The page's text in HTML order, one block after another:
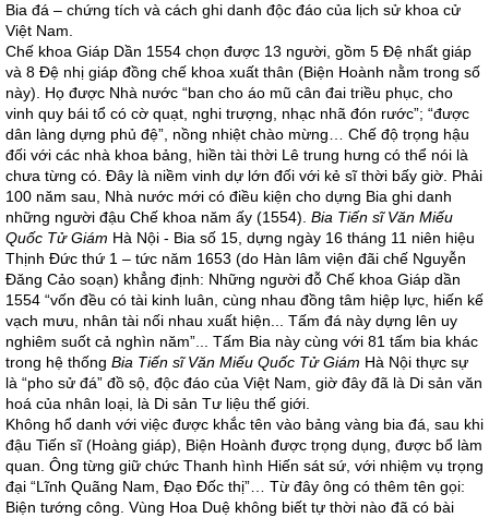
Bia đá – chứng tích và cách ghi danh độc đáo của lịch sử khoa cử
Việt Nam.
Chế khoa Giáp Dần 1554 chọn được 13 người, gồm 5 Đệ nhất giáp
và 8 Đệ nhị giáp đồng chế khoa xuất thân (Biện Hoành nằm trong số
này). Họ được Nhà nước “ban cho áo mũ cân đai triều phục, cho
vinh quy bái tổ có cờ quạt, nghi trượng, nhạc nhã đón rước”; “được
dân làng dựng phủ đệ”, nồng nhiệt chào mừng… Chế độ trọng hậu
đối với các nhà khoa bảng, hiền tài thời Lê trung hưng có thể nói là
chưa từng có. Đây là niềm vinh dự lớn đối với kẻ sĩ thời bấy giờ. Phải
100 năm sau, Nhà nước mới có điều kiện cho dựng Bia ghi danh
những người đậu Chế khoa năm ấy (1554). Bia Tiến sĩ Văn Miếu
Quốc Tử Giám Hà Nội - Bia số 15, dựng ngày 16 tháng 11 niên hiệu
Thịnh Đức thứ 1 – tức năm 1653 (do Hàn lâm viện đãi chế Nguyễn
Đăng Cảo soạn) khẳng định: Những người đỗ Chế khoa Giáp dần
1554 “vốn đều có tài kinh luân, cùng nhau đồng tâm hiệp lực, hiến kế
vạch mưu, nhân tài nối nhau xuất hiện... Tấm đá này dựng lên uy
nghiêm suốt cả nghìn năm”... Tấm Bia này cùng với 81 tấm bia khác
trong hệ thống Bia Tiến sĩ Văn Miếu Quốc Tử Giám Hà Nội thực sự
là “pho sử đá” đồ sộ, độc đáo của Việt Nam, giờ đây đã là Di sản văn
hoá của nhân loại, là Di sản Tư liệu thế giới.
Không hổ danh với việc được khắc tên vào bảng vàng bia đá, sau khi
đậu Tiến sĩ (Hoàng giáp), Biện Hoành được trọng dụng, được bổ làm
quan. Ông từng giữ chức Thanh hình Hiến sát sứ, với nhiệm vụ trọng
đại “Lĩnh Quãng Nam, Đạo Đốc thị”… Từ đây ông có thêm tên gọi:
Biện tướng công. Vùng Hoa Duệ không biết tự thời nào đã có bài